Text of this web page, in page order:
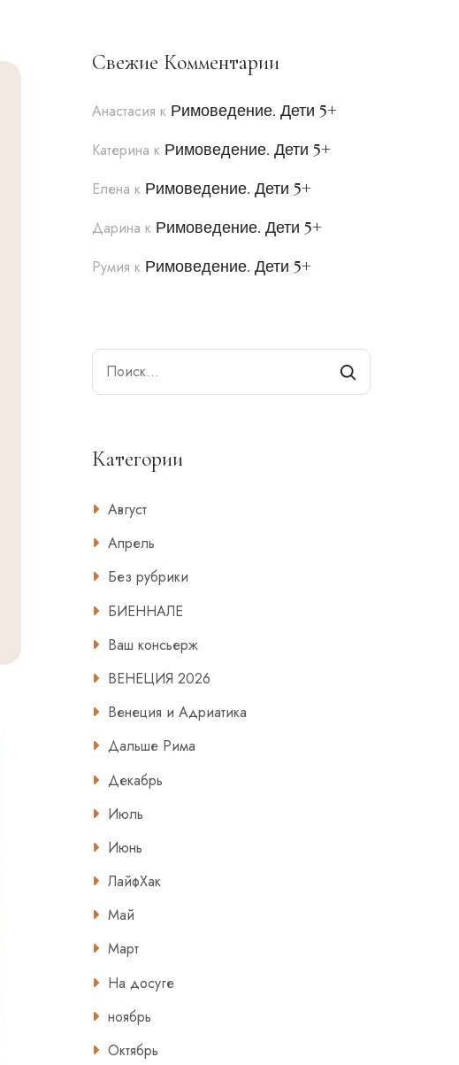
Свежие Комментарии
Анастасия к Римоведение. Дети 5+
Катерина к Римоведение. Дети 5+
Елена к Римоведение. Дети 5+
Дарина к Римоведение. Дети 5+
Румия к Римоведение. Дети 5+
Search
Категории
Август
Апрель
Без рубрики
БИЕННАЛЕ
Ваш консьерж
ВЕНЕЦИЯ 2026
Венеция и Адриатика
Дальше Рима
Декабрь
Июль
Июнь
ЛайфХак
Май
Март
На досуге
ноябрь
Октябрь